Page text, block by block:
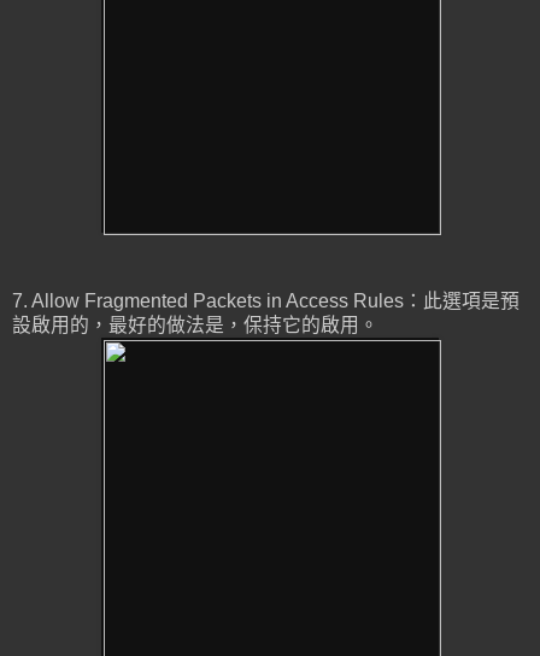
7. Allow Fragmented Packets in Access Rules：此選項是預
設啟用的，最好的做法是，保持它的啟用。